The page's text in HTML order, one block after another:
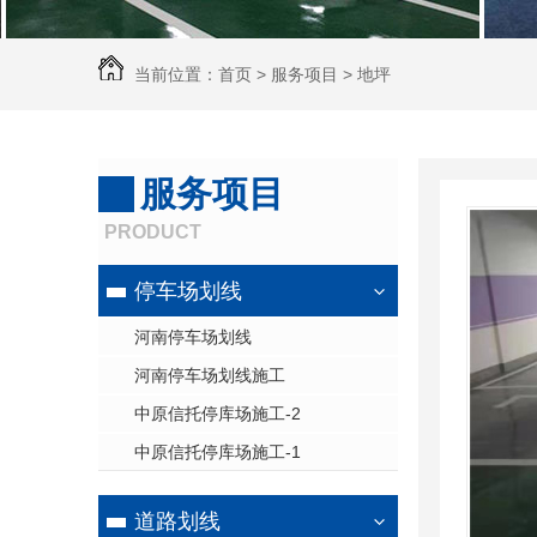
当前位置： 首页 > 服务项目 > 地坪
服务项目
PRODUCT
停车场划线
河南停车场划线
河南停车场划线施工
中原信托停库场施工-2
中原信托停库场施工-1
道路划线